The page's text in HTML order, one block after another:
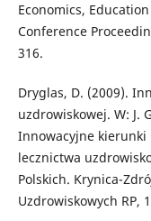
Economics,
Conference
316.
Dryglas, D. (2009).
uzdrowiskowej. W: J.
Innowacyjne
lecznictwa
Polskich. Krynica-
Uzdrowiskowych RP,